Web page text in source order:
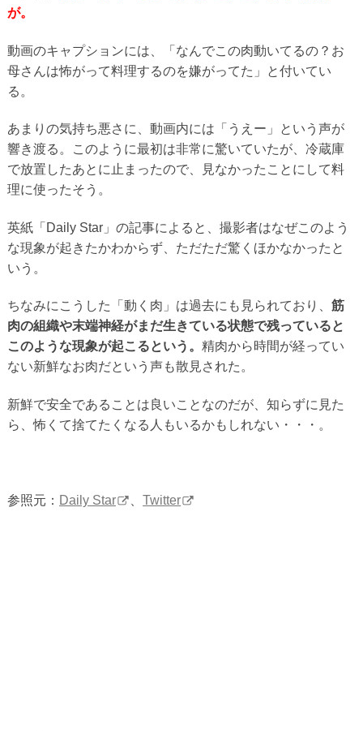
が。
動画のキャプションには、「なんでこの肉動いてるの？お
母さんは怖がって料理するのを嫌がってた」と付いてい
る。
あまりの気持ち悪さに、動画内には「うえー」という声が
響き渡る。このように最初は非常に驚いていたが、冷蔵庫
で放置したあとに止まったので、見なかったことにして料
理に使ったそう。
英紙「Daily Star」の記事によると、撮影者はなぜこのよう
な現象が起きたかわからず、ただただ驚くほかなかったと
いう。
ちなみにこうした「動く肉」は過去にも見られており、 筋
肉の組織や末端神経がまだ生きている状態で残っていると
このような現象が起こるという。 精肉から時間が経ってい
ない新鮮なお肉だという声も散見された。
新鮮で安全であることは良いことなのだが、知らずに見た
ら、怖くて捨てたくなる人もいるかもしれない・・・。
参照元： Daily Star 、Twitter